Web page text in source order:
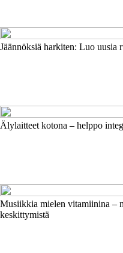
Jäännöksiä harkiten: Luo uusia
Älylaitteet kotona – helppo
Musiikkia mielen vitamiinina –
keskittymistä